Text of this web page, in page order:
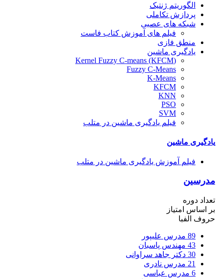
الگوریتم ژنتیک
پردازش تکاملی
شبکه های عصبی
فیلم های آموزش کتاب فاست
منطق فازی
یادگیری ماشین
(Kernel Fuzzy C-means (KFCM
Fuzzy C-Means
K-Means
KFCM
KNN
PSO
SVM
فیلم یادگیری ماشین در متلب
یادگیری ماشین
فیلم آموزش یادگیری ماشین در متلب
مدرسین
تعداد دوره
بر اساس امتیاز
حروف الفبا
89 مدرس علیپور
43 مهندس پاسبان
30 دکتر جاهد سراوانی
21 مدرس نادری
6 مدرس عباسی